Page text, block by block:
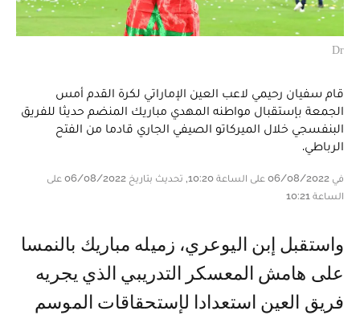
Dr
قام سفيان رحيمي لاعب العين الإماراتي لكرة القدم أمس
الجمعة بإستقبال مواطنه المهدي مباريك المنضم حديثا للفريق
البنفسجي خلال الميركاتو الصيفي الجاري قادما من الفتح
الرباطي.
في 06/08/2022 على الساعة 10:20, تحديث بتاريخ 06/08/2022 على
الساعة 10:21
واستقبل إبن اليوعري، زميله مباريك بالنمسا
على هامش المعسكر التدريبي الذي يجريه
فريق العين استعدادا لإستحقاقات الموسم